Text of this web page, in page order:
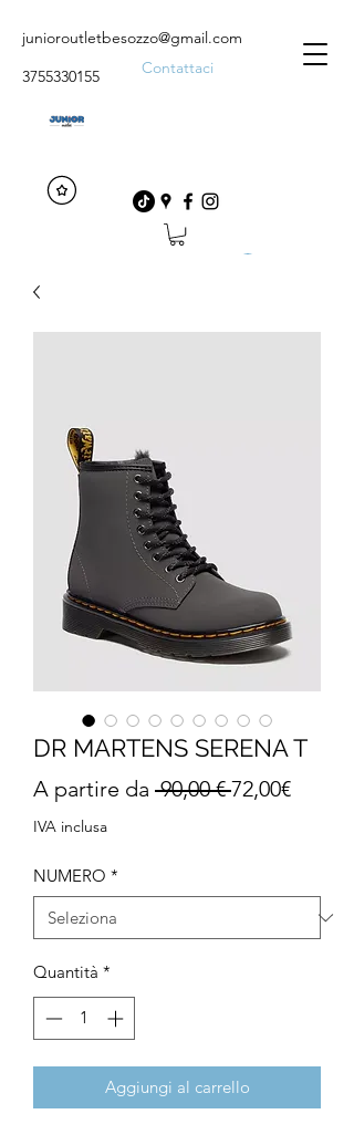
junioroutletbesozzo@gmail.com
Contattaci
3755330155
DR MARTENS SERENA T
A partire da 90,00 € Prezzo
72,00€Prezzo
IVA inclusa
NUMERO *
Quantità *
Aggiungi al carrello